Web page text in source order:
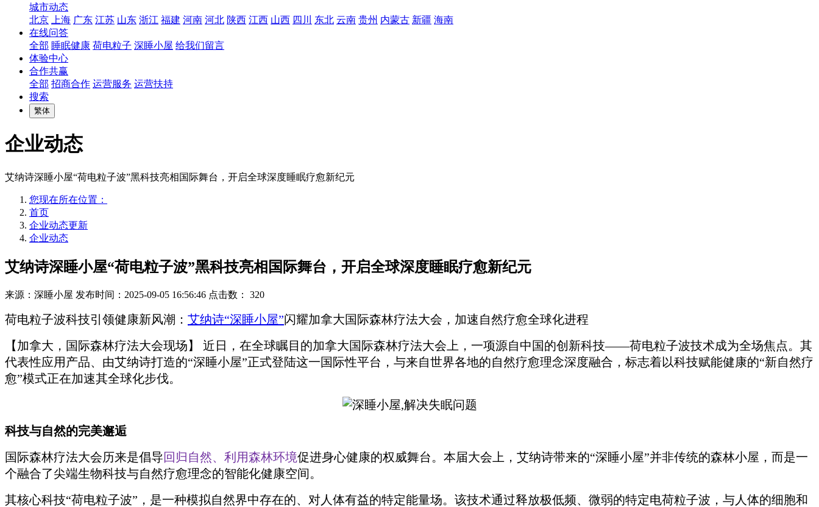
城市动态
北京
上海 广东 江苏 山东 浙江 福建 河南 河北 陕西 江西 山西 四川 东北 云南 贵州 内蒙古 新疆 海南
在线问答
全部 睡眠健康 荷电粒子 深睡小屋 给我们留言
体验中心
合作共赢
全部 招商合作 运营服务 运营扶持
搜索
繁体
企业动态
艾纳诗深睡小屋“荷电粒子波”黑科技亮相国际舞台，开启全球深度睡眠疗愈新纪元
您现在所在位置：
首页
企业动态更新
企业动态
艾纳诗深睡小屋“荷电粒子波”黑科技亮相国际舞台，开启全球深度睡眠疗愈新纪元
来源：深睡小屋 发布时间：2025-09-05 16:56:46 点击数： 320
荷电粒子波科技引领健康新风潮： 艾纳诗“深睡小屋”闪耀加拿大国际森林疗法大会，加速自然疗愈全球化进程
【加拿大，国际森林疗法大会现场】 近日，在全球瞩目的加拿大国际森林疗法大会上，一项源自中国的创新科技——荷电粒子波技术成为全场焦点。其
代表性应用产品、由艾纳诗打造的“深睡小屋”正式登陆这一国际性平台，与来自世界各地的自然疗愈理念深度融合，标志着以科技赋能健康的“新自然疗
愈”模式正在加速其全球化步伐。
科技与自然的完美邂逅
国际森林疗法大会历来是倡导回归自然、利用森林环境促进身心健康的权威舞台。本届大会上，艾纳诗带来的“深睡小屋”并非传统的森林小屋，而是一
个融合了尖端生物科技与自然疗愈理念的智能化健康空间。
其核心科技“荷电粒子波”，是一种模拟自然界中存在的、对人体有益的特定能量场。该技术通过释放极低频、微弱的特定电荷粒子波，与人体的细胞和